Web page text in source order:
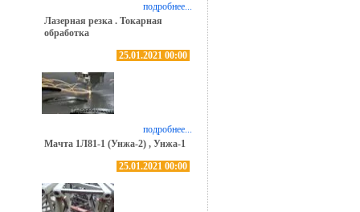
подробнее...
Лазерная резка . Токарная
обработка
25.01.2021 00:00
подробнее...
Мачта 1Л81-1 (Унжа-2) , Унжа-1
25.01.2021 00:00